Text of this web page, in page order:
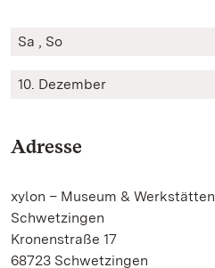
Sa , So
10. Dezember
Adresse
xylon – Museum & Werkstätten
Schwetzingen
Kronenstraße 17
68723 Schwetzingen